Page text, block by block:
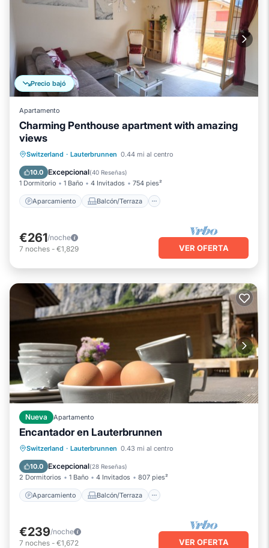
Precio bajó
Apartamento
Charming Penthouse apartment with amazing
views
Switzerland · Lauterbrunnen 0.44 mi al centro
10.0 Excepcional(40 Reseñas)
1 Dormitorio 1 Baño 4 Invitados 754 pies²
Aparcamiento Balcón/Terraza
Aparcamiento
Balcón/Terraza
Cocina
Internet
€261/noche
7 noches - €1,829 VER OFERTA
Nueva Apartamento
Encantador en Lauterbrunnen
Switzerland · Lauterbrunnen 0.43 mi al centro
10.0 Excepcional(28 Reseñas)
2 Dormitorios 1 Baño 4 Invitados 807 pies²
Aparcamiento Balcón/Terraza
Aparcamiento
Balcón/Terraza
Cocina
Internet
€239/noche
7 noches - €1,672 VER OFERTA